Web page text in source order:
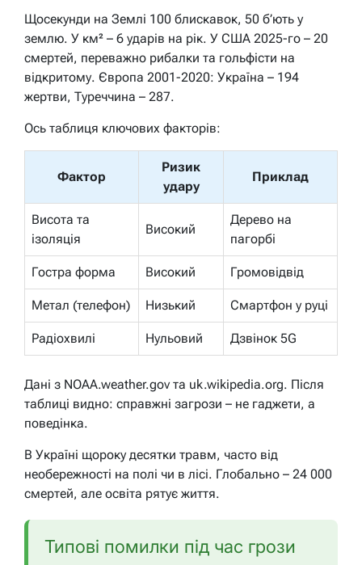
Щосекунди на Землі 100 блискавок, 50 б’ють у
землю. У км² – 6 ударів на рік. У США 2025-го – 20
смертей, переважно рибалки та гольфісти на
відкритому. Європа 2001-2020: Україна – 194
жертви, Туреччина – 287.
Ось таблиця ключових факторів:
Фактор
Ризик
удару
Приклад
Висота та
ізоляція
Високий
Дерево на
пагорбі
Гостра форма Високий Громовідвід
Метал (телефон) Низький Смартфон у руці
Радіохвилі Нульовий Дзвінок 5G
Дані з NOAA.weather.gov та uk.wikipedia.org. Після
таблиці видно: справжні загрози – не гаджети, а
поведінка.
В Україні щороку десятки травм, часто від
необережності на полі чи в лісі. Глобально – 24 000
смертей, але освіта рятує життя.
Типові помилки під час грози